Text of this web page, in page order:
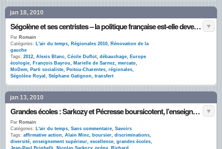
jan 18, 2010
Ségolène et ses centristes – la politique française est-elle devenue un gigantesque mercato ?
Par Romain
Catégories: L'air du temps, Régionales 2010, Rénovation de la
gauche
Tags: 2012, Alexis Blanc, Cécile Duflot, débauchage, Europe
écologie, François Bayrou, Marielle de Sarnez, mercato,
MoDem, Parti socialiste, Poitou-Charentes, régionales,
Ségolène Royal , Stéphane Gatignon, transfert
jan 13, 2010
Grandes écoles : Sarkozy et Pécresse boursicotent, l’enseignement supérieur se détricote
Par Romain
Catégories: L'air du temps, Sans commentaire, Savoirs
Tags: affirmative action, Alain Minc, boursier, discriminations,
diversité, enseignement supérieur, excellence, grandes écoles,
Jean-Paul Brighelli
Nicolas Sarkozy, prépa Richard